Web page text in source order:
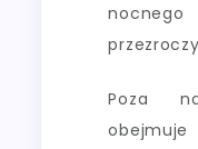
Poza
obejmuje